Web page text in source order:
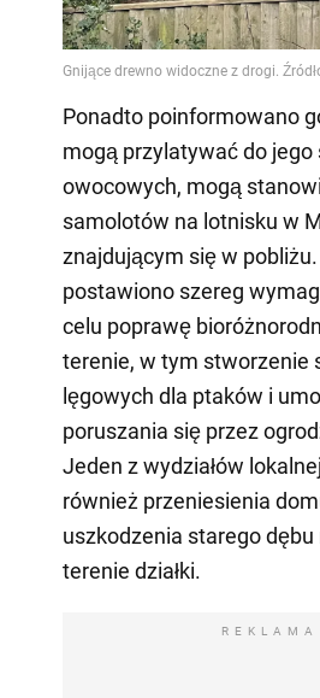
Ponadto poinformowano
mogą przylatywać do jego
owocowych, mogą
samolotów na lotnisku w
znajdującym się w
postawiono szereg
celu poprawę
terenie, w tym stworzenie
lęgowych dla ptaków i
poruszania się przez
Jeden z wydziałów
również przeniesienia
uszkodzenia starego dębu
terenie działki.
REKLAMA